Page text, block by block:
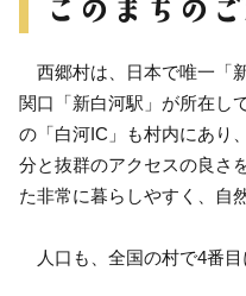
西郷村は、日本で唯一「
関口「新白河駅」が所在し
の「白河IC」も村内にあり
分と抜群のアクセスの良さ
た非常に暮らしやすく、自
人口も、全国の村で4番目